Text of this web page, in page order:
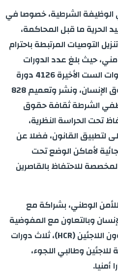
الوظيفة الشرطية، خصوصا في
الحرية ما قبل المحاكمة،
مواصلة تنزيل التوصيات المرتبطة باحترام
حيث بلغ عدد الدورات
التكوينية المنجزة خلال السنوات الست الأخيرة 4126 دورة
تدريبية في مجال احترام حقوق الإنسان، ونشر وتعميم 828
الشرطة ثقافة حقوق
تحت الحراسة النظرية،
لتطبيق القانون، فضلا عن
فجائية لأماكن الوضع تحت
للاحتفاظ بالقاصرين
الوطني، بشراكة مع
وبالتعاون مع المفوضية
السامية للأمم المتحدة لشؤون اللاجئين (HCR)، ثلاث دورات
وطالبي اللجوء،